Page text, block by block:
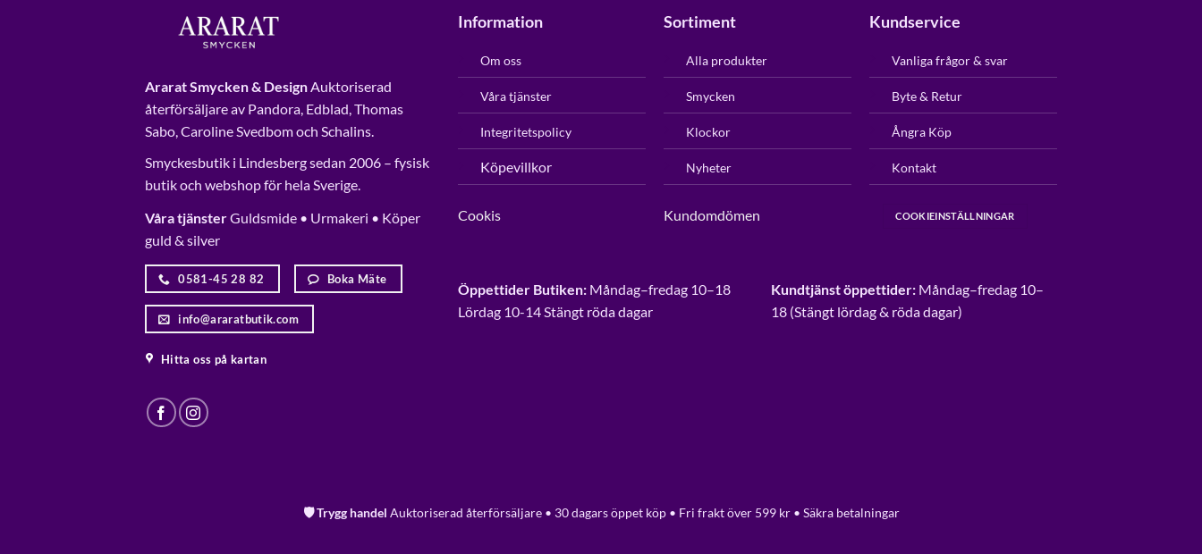
Ararat Smycken & DesignAuktoriserad
återförsäljare av Pandora, Edblad, Thomas
Sabo, Caroline Svedbom och Schalins.
Smyckesbutik i Lindesberg sedan 2006 – fysisk
butik och webshop för hela Sverige.
Våra tjänsterGuldsmide • Urmakeri • Köper
guld & silver
0581-45 28 82 Boka Mäte
info@araratbutik.com
Hitta oss på kartan
Information
Om oss
Våra tjänster
Integritetspolicy
Köpevillkor
Cookis
Sortiment
Alla produkter
Smycken
Klockor
Nyheter
Kundomdömen
Kundservice
Vanliga frågor & svar
Byte & Retur
Ångra Köp
Kontakt
COOKIEINSTÄLLNINGAR
Öppettider Butiken: Måndag–fredag 10–18
Lördag 10-14 Stängt röda dagar
Kundtjänst öppettider: Måndag–fredag 10–
18 (Stängt lördag & röda dagar)
🛡️ Trygg handel Auktoriserad återförsäljare • 30 dagars öppet köp • Fri frakt över 599 kr • Säkra betalningar